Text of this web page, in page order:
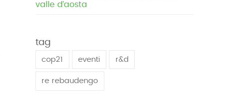
valle d’aosta
tag
cop21 eventi r&d
re rebaudengo